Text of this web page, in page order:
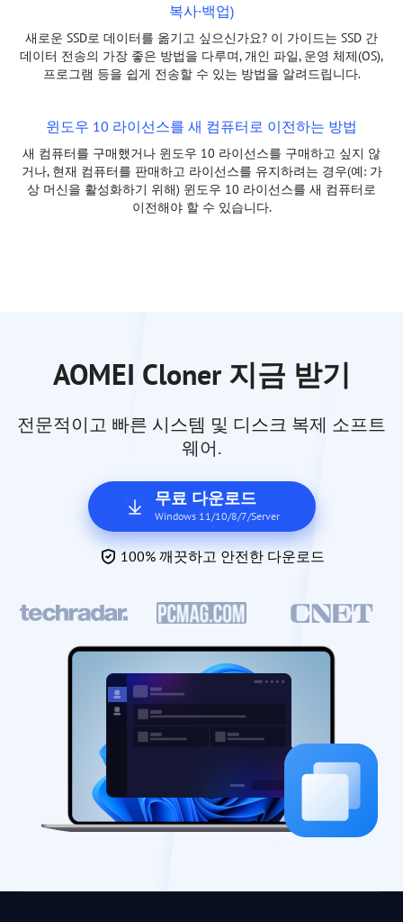
복사·백업)
새로운 SSD로 데이터를 옮기고 싶으신가요? 이 가이드는 SSD 간
데이터 전송의 가장 좋은 방법을 다루며, 개인 파일, 운영 체제(OS),
프로그램 등을 쉽게 전송할 수 있는 방법을 알려드립니다.
윈도우 10 라이선스를 새 컴퓨터로 이전하는 방법
새 컴퓨터를 구매했거나 윈도우 10 라이선스를 구매하고 싶지 않
거나, 현재 컴퓨터를 판매하고 라이선스를 유지하려는 경우(예: 가
상 머신을 활성화하기 위해) 윈도우 10 라이선스를 새 컴퓨터로
이전해야 할 수 있습니다.
AOMEI Cloner 지금 받기
전문적이고 빠른 시스템 및 디스크 복제 소프트
웨어.
무료 다운로드
Windows 11/10/8/7/Server
100% 깨끗하고 안전한 다운로드